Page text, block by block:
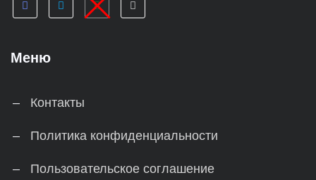
Меню
Контакты
Политика конфиденциальности
Пользовательское соглашение